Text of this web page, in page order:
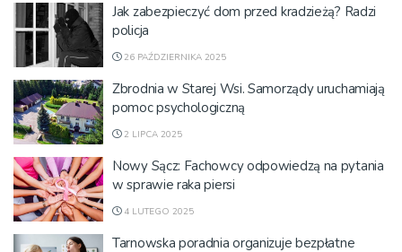
Jak zabezpieczyć dom przed kradzieżą? Radzi
policja
26 PAŹDZIERNIKA 2025
Zbrodnia w Starej Wsi. Samorządy uruchamiają
pomoc psychologiczną
2 LIPCA 2025
Nowy Sącz: Fachowcy odpowiedzą na pytania
w sprawie raka piersi
4 LUTEGO 2025
Tarnowska poradnia organizuje bezpłatne